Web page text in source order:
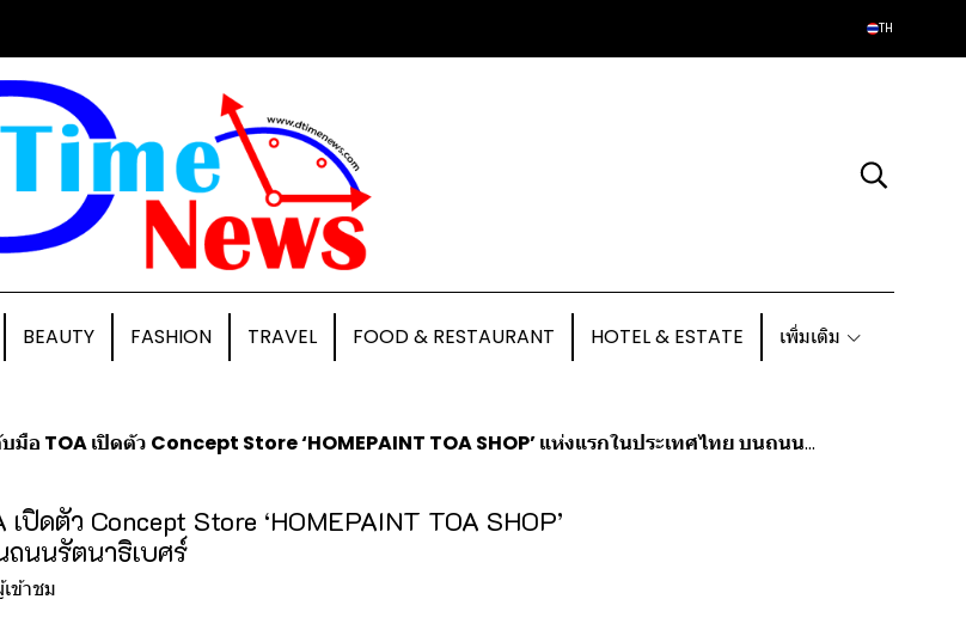
TH
BEAUTY FASHION TRAVEL FOOD & RESTAURANT HOTEL & ESTATE เพิ่มเติม
อ TOA เปิดตัว Concept Store ‘HOMEPAINT TOA SHOP’ แห่งแรกในประเทศไทย บนถนนรัตนาธิเบศร์
ปิดตัว Concept Store ‘HOMEPAINT TOA SHOP’
ถนนรัตนาธิเบศร์
ข้าชม